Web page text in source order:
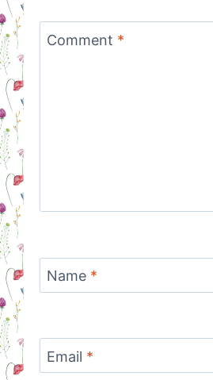
Comment *
Name *
Email *